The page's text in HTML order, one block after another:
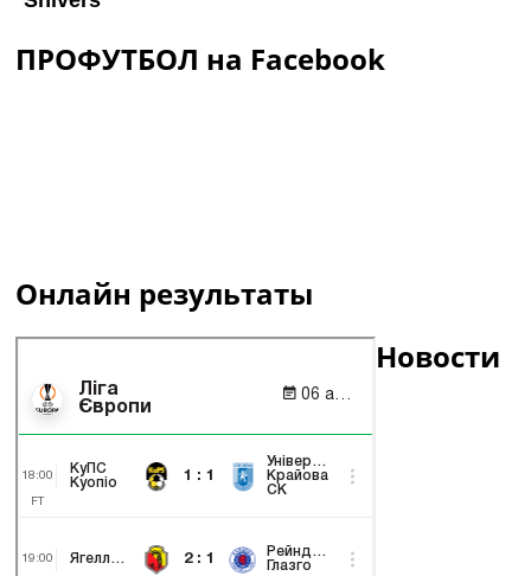
ПРОФУТБОЛ на Facebook
Онлайн результаты
Новости